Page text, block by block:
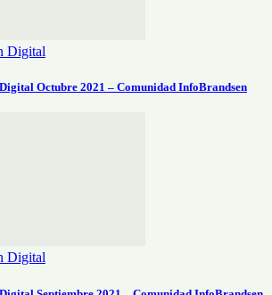
Digital
Octubre 2021 – Comunidad InfoBrandsen
Digital